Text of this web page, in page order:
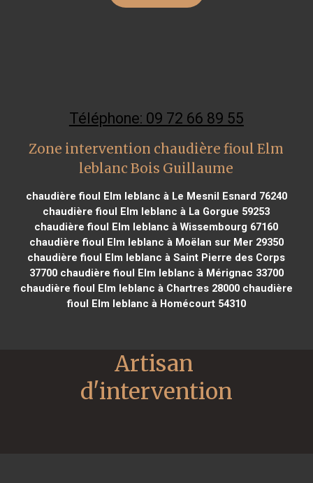
Téléphone: 09 72 66 89 55
Zone intervention chaudière fioul Elm
leblanc Bois Guillaume
chaudière fioul Elm leblanc à Le Mesnil Esnard 76240
chaudière fioul Elm leblanc à La Gorgue 59253
chaudière fioul Elm leblanc à Wissembourg 67160
chaudière fioul Elm leblanc à Moëlan sur Mer 29350
chaudière fioul Elm leblanc à Saint Pierre des Corps
37700chaudière fioul Elm leblanc à Mérignac 33700
chaudière fioul Elm leblanc à Chartres 28000chaudière
fioul Elm leblanc à Homécourt 54310
Artisan
d'intervention